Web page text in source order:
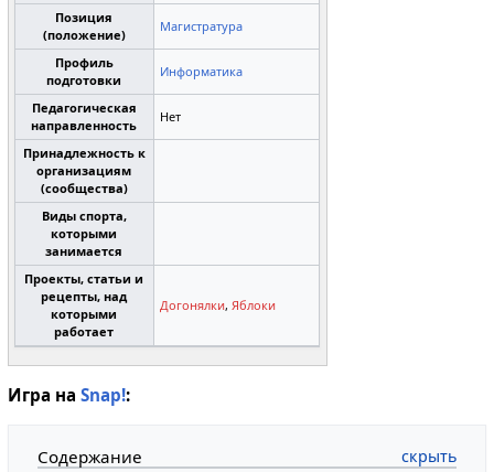
Позиция
(положение)
Магистратура
Профиль
подготовки
Информатика
Педагогическая
направленность
Нет
Принадлежность к
организациям
(сообщества)
Виды спорта,
которыми
занимается
Проекты, статьи и
рецепты, над
которыми
работает
Догонялки,Яблоки
Игра на Snap!:
Содержание